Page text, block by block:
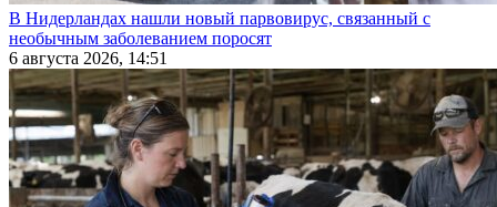
В Нидерландах нашли новый парвовирус, связанный с
необычным заболеванием поросят
6 августа 2026, 14:51